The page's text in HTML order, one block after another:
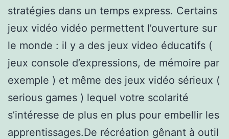
stratégies dans un temps express. Certains
jeux vidéo vidéo permettent l’ouverture sur
le monde : il y a des jeux video éducatifs (
jeux console d’expressions, de mémoire par
exemple ) et même des jeux vidéo sérieux (
serious games ) lequel votre scolarité
s’intéresse de plus en plus pour embellir les
apprentissages.De récréation gênant à outil